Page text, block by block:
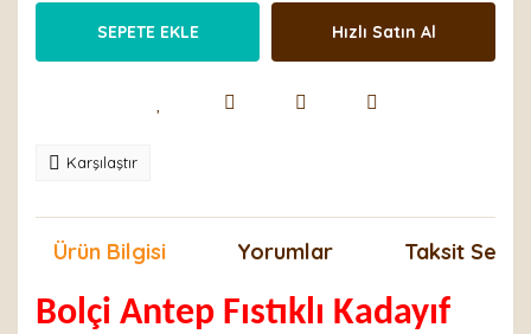
SEPETE EKLE Hızlı Satın Al
Karşılaştır
Ürün Bilgisi Yorumlar Taksit
Bolçi Antep Fıstıklı Kadayıf